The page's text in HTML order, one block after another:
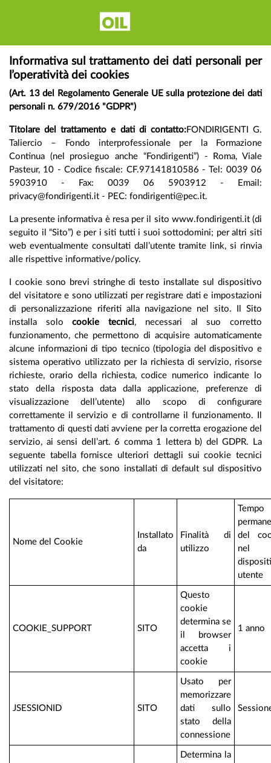
Open
Innovation
Library - Il
carburante
per la
cultura
manageriale
Informativa sul trattamento dei dati personali per
l’operatività dei cookies
(Art. 13 del Regolamento Generale UE sulla protezione dei dati
personali n. 679/2016 "GDPR")
Titolare del trattamento e dati di contatto:FONDIRIGENTI G.
Taliercio – Fondo interprofessionale per la Formazione
Continua (nel prosieguo anche “Fondirigenti”) - Roma, Viale
Pasteur, 10 - Codice fiscale: CF.97141810586 - Tel: 0039 06
5903910 - Fax: 0039 06 5903912 - Email:
privacy@fondirigenti.it - PEC: fondirigenti@pec.it.
La presente informativa è resa per il sito www.fondirigenti.it (di
seguito il “Sito”) e per i siti tutti i suoi sottodomini; per altri siti
web eventualmente consultati dall’utente tramite link, si rinvia
alle rispettive informative/policy.
I cookie sono brevi stringhe di testo installate sul dispositivo
del visitatore e sono utilizzati per registrare dati e impostazioni
di personalizzazione riferiti alla navigazione nel sito. Il Sito
installa solocookie tecnici, necessari al suo corretto
funzionamento, che permettono di acquisire automaticamente
alcune informazioni di tipo tecnico (tipologia del dispositivo e
sistema operativo utilizzato per la richiesta di servizio, risorse
richieste, orario della richiesta, codice numerico indicante lo
stato della risposta data dalla applicazione, preferenze di
visualizzazione dell’utente) allo scopo di configurare
correttamente il servizio e di controllarne il funzionamento. Il
trattamento di questi dati avviene per la corretta erogazione del
servizio, ai sensi dell’art. 6 comma 1 lettera b) del GDPR. La
seguente tabella fornisce ulteriori dettagli sui cookie tecnici
utilizzati nel sito, che sono installati di default sul dispositivo
del visitatore:
Nome del Cookie
Installato
da
Finalità di
utilizzo
del
nel
utente
COOKIE_SUPPORT SITO
Questo
cookie
determina se
il browser
accetta i
cookie
1 anno
JSESSIONID SITO
Usato per
memorizzare
dati sullo
stato della
connessione
Determina la